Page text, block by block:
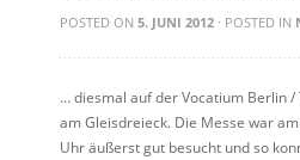
POSTED ON5. JUNI 2012 · POSTED IN
… diesmal auf der Vocatium Berlin
am Gleisdreieck. Die Messe war
Uhr äußerst gut besucht und so